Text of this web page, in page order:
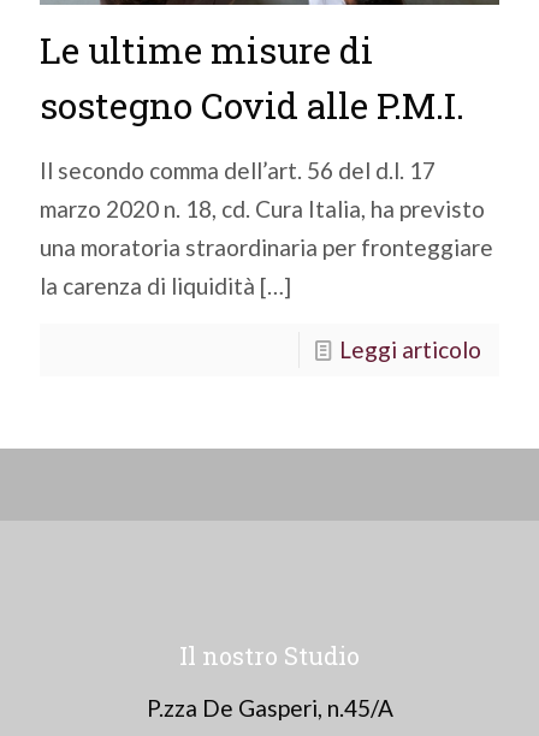
Le ultime misure di
sostegno Covid alle P.M.I.
Il secondo comma dell’art. 56 del d.l. 17
marzo 2020 n. 18, cd. Cura Italia, ha previsto
una moratoria straordinaria per fronteggiare
la carenza di liquidità […]
Leggi articolo
Il nostro Studio
P.zza De Gasperi, n.45/A